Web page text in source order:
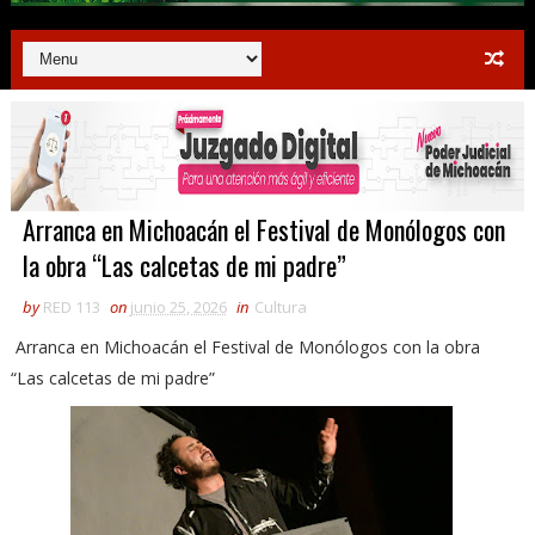
Arranca en Michoacán el Festival de Monólogos con
la obra “Las calcetas de mi padre”
by RED 113 on junio 25, 2026 in Cultura
Arranca en Michoacán el Festival de Monólogos con la obra
“Las calcetas de mi padre”